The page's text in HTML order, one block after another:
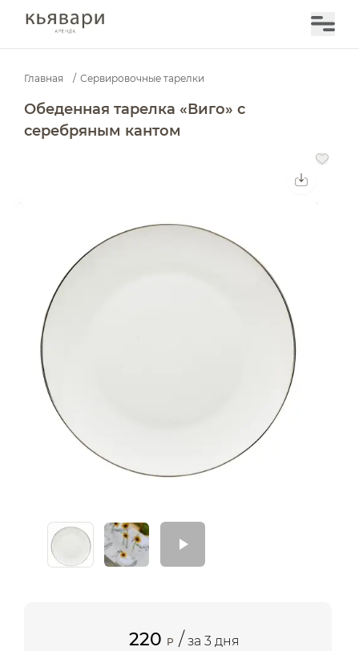
Главная / Сервировочные тарелки
Обеденная тарелка «Виго» с
серебряным кантом
220 P / за 3 дня